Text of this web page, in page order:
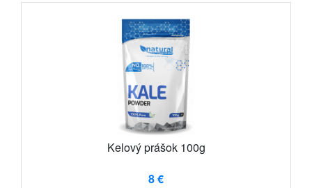
Kelový prášok 100g
8 €